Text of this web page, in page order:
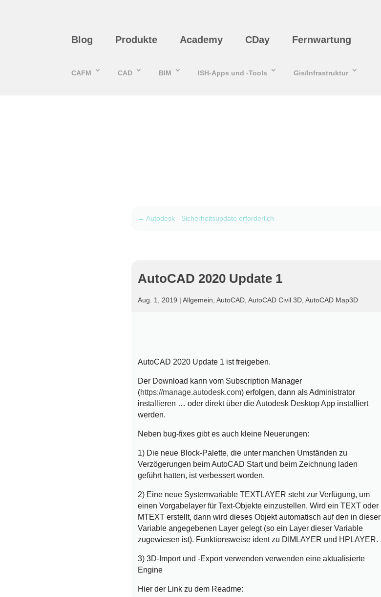
Blog Produkte Academy CDay Fernwartung
CAFM CAD BIM ISH-Apps und -Tools Gis/Infrastruktur
←Autodesk - Sicherheitsupdate erforderlich
AutoCAD 2020 Update 1
Aug. 1, 2019 |Allgemein ,AutoCAD ,AutoCAD Civil 3D ,AutoCAD Map3D
AutoCAD 2020 Update 1 ist freigeben.
Der Download kann vom Subscription Manager
(https://manage.autodesk.com) erfolgen, dann als Administrator
installieren … oder direkt über die Autodesk Desktop App installiert
werden.
Neben bug-fixes gibt es auch kleine Neuerungen:
1) Die neue Block-Palette, die unter manchen Umständen zu
Verzögerungen beim AutoCAD Start und beim Zeichnung laden
geführt hatten, ist verbessert worden.
2) Eine neue Systemvariable TEXTLAYER steht zur Verfügung, um
einen Vorgabelayer für Text-Objekte einzustellen. Wird ein TEXT oder
MTEXT erstellt, dann wird dieses Objekt automatisch auf den in dieser
Variable angegebenen Layer gelegt (so ein Layer dieser Variable
zugewiesen ist). Funktionsweise ident zu DIMLAYER und HPLAYER.
3) 3D-Import und -Export verwenden verwenden eine aktualisierte
Engine
Hier der Link zu dem Readme: